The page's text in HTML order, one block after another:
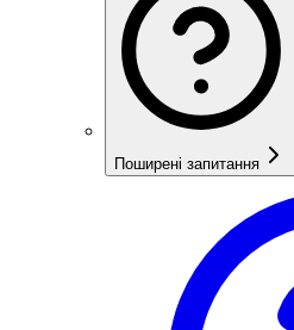
Поширені запитання